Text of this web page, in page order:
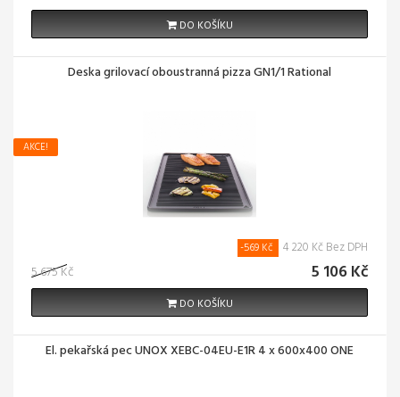
DO KOŠÍKU
Deska grilovací oboustranná pizza GN1/1 Rational
AKCE!
5 675 Kč
-569 Kč 4 220 Kč Bez DPH
5 106 Kč
DO KOŠÍKU
El. pekařská pec UNOX XEBC-04EU-E1R 4 x 600x400 ONE